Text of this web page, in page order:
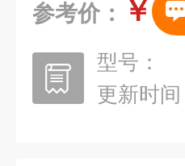
参考价： ￥
型号：
更新时间